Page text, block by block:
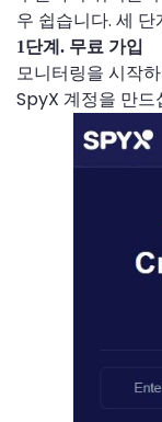
우 쉽습니다. 세
1단계. 무료 가입
모니터링을 시작
SpyX 계정을 만드